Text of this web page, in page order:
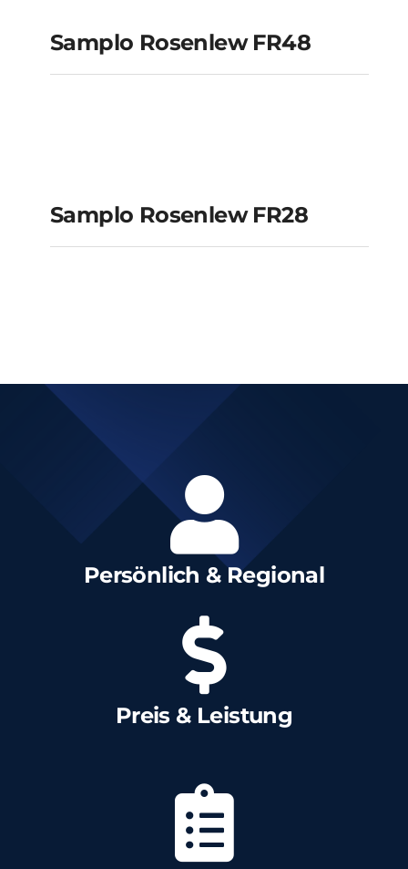
FR48
Samplo Rosenlew FR48
FR28
Samplo Rosenlew FR28
Persönlich & Regional
Preis & Leistung